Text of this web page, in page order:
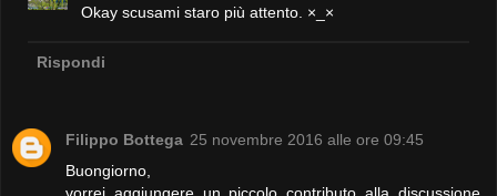
Okay scusami staro più attento. ×_×
Rispondi
Filippo Bottega 25 novembre 2016 alle ore 09:45
Buongiorno,